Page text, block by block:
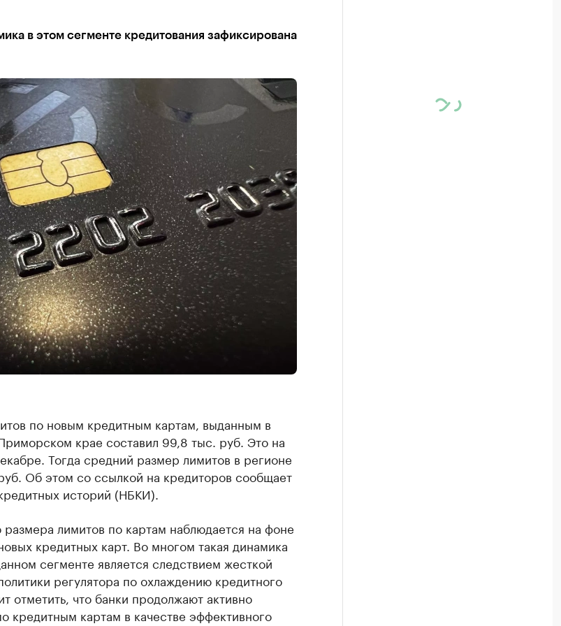
в этом сегменте кредитования зафиксирована
по новым кредитным картам, выданным в
крае составил 99,8 тыс. руб. Это на
Тогда средний размер лимитов в регионе
Об этом со ссылкой на кредиторов сообщает
историй (НБКИ).
лимитов по картам наблюдается на фоне
кредитных карт. Во многом такая динамика
сегменте является следствием жесткой
регулятора по охлаждению кредитного
отметить, что банки продолжают активно
кредитным картам в качестве эффективного